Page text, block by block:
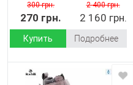
300 грн.
270 грн.
2 400 грн.
2 160 грн.
Купить Подробнее